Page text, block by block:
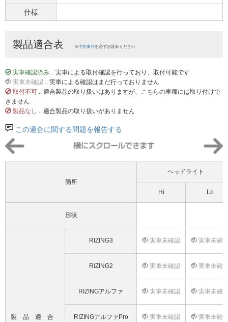
仕様
製品適合表 ※注意事項を必ずお読みください
実車確認済み .. 実車による取付確認を行っており、取付可能です
実車未確認 .. 実車による確認はまだ行っておりません
取付不可 .. 適合製品の取り扱いはありますが、こちらの車種には取り付けで
きません
製品なし .. 適合製品の取り扱いがありません
この適合に関する問題を報告する
箇所
ヘッドライト
Hi Lo
形状
製品適合
RIZING3 実車未確認 実車未確
RIZING2 実車未確認 実車未確
RIZINGアルファ 実車未確認 実車未確
RIZINGアルファPro 実車未確認 実車未確